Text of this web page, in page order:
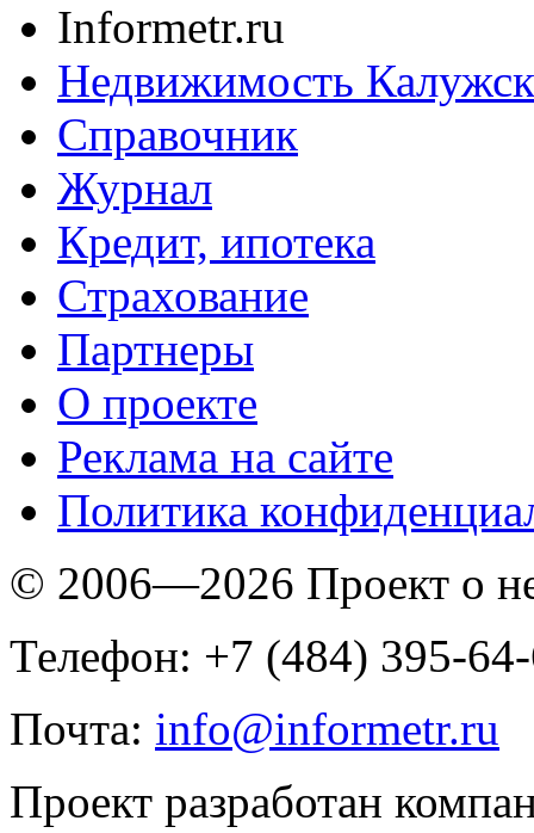
Informetr.ru
Недвижимость
Справочник
Журнал
Кредит, ипотека
Страхование
Партнеры
O проекте
Реклама на сайте
Политика
© 2006—2026 Проект о
Телефон: +7 (484) 395-
Почта: info@informetr.ru
Проект разработан